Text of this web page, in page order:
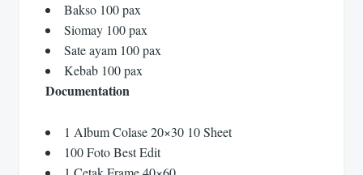
Bakso 100 pax
Siomay 100 pax
Sate ayam 100 pax
Kebab 100 pax
Documentation
1 Album Colase 20×30 10 Sheet
100 Foto Best Edit